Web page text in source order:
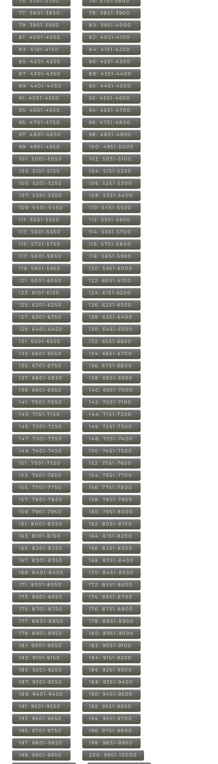
77: 3801-3850 78: 3851-3900
79: 3901-3950 80: 3951-4000
81: 4001-4050 82: 4051-4100
83: 4101-4150 84: 4151-4200
85: 4201-4250 86: 4251-4300
87: 4301-4350 88: 4351-4400
89: 4401-4450 90: 4451-4500
91: 4501-4550 92: 4551-4600
93: 4601-4650 94: 4651-4700
95: 4701-4750 96: 4751-4800
97: 4801-4850 98: 4851-4900
99: 4901-4950 100: 4951-5000
101: 5001-5050 102: 5051-5100
103: 5101-5150 104: 5151-5200
105: 5201-5250 106: 5251-5300
107: 5301-5350 108: 5351-5400
109: 5401-5450 110: 5451-5500
111: 5501-5550 112: 5551-5600
113: 5601-5650 114: 5651-5700
115: 5701-5750 116: 5751-5800
117: 5801-5850 118: 5851-5900
119: 5901-5950 120: 5951-6000
121: 6001-6050 122: 6051-6100
123: 6101-6150 124: 6151-6200
125: 6201-6250 126: 6251-6300
127: 6301-6350 128: 6351-6400
129: 6401-6450 130: 6451-6500
131: 6501-6550 132: 6551-6600
133: 6601-6650 134: 6651-6700
135: 6701-6750 136: 6751-6800
137: 6801-6850 138: 6851-6900
139: 6901-6950 140: 6951-7000
141: 7001-7050 142: 7051-7100
143: 7101-7150 144: 7151-7200
145: 7201-7250 146: 7251-7300
147: 7301-7350 148: 7351-7400
149: 7401-7450 150: 7451-7500
151: 7501-7550 152: 7551-7600
153: 7601-7650 154: 7651-7700
155: 7701-7750 156: 7751-7800
157: 7801-7850 158: 7851-7900
159: 7901-7950 160: 7951-8000
161: 8001-8050 162: 8051-8100
163: 8101-8150 164: 8151-8200
165: 8201-8250 166: 8251-8300
167: 8301-8350 168: 8351-8400
169: 8401-8450 170: 8451-8500
171: 8501-8550 172: 8551-8600
173: 8601-8650 174: 8651-8700
175: 8701-8750 176: 8751-8800
177: 8801-8850 178: 8851-8900
179: 8901-8950 180: 8951-9000
181: 9001-9050 182: 9051-9100
183: 9101-9150 184: 9151-9200
185: 9201-9250 186: 9251-9300
187: 9301-9350 188: 9351-9400
189: 9401-9450 190: 9451-9500
191: 9501-9550 192: 9551-9600
193: 9601-9650 194: 9651-9700
195: 9701-9750 196: 9751-9800
197: 9801-9850 198: 9851-9900
199: 9901-9950 200: 9951-10000